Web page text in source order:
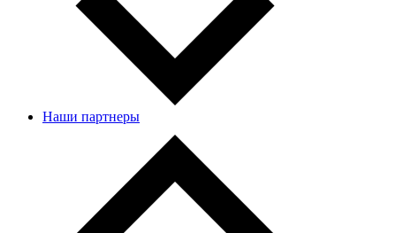
Наши партнеры